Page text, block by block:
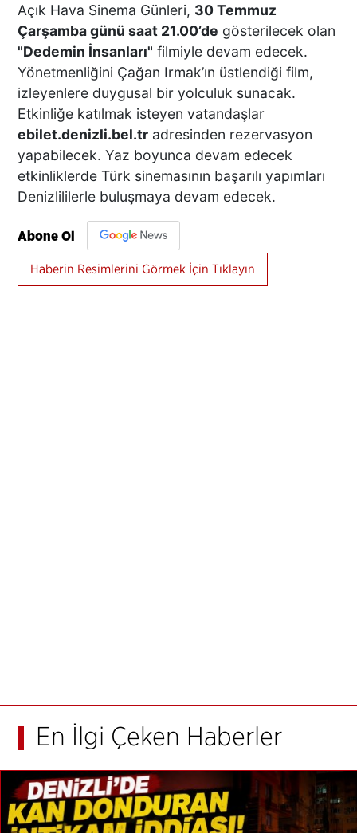
Açık Hava Sinema Günleri, 30 Temmuz
Çarşamba günü saat 21.00’de gösterilecek olan
"Dedemin İnsanları" filmiyle devam edecek.
Yönetmenliğini Çağan Irmak’ın üstlendiği film,
izleyenlere duygusal bir yolculuk sunacak.
Etkinliğe katılmak isteyen vatandaşlar
ebilet.denizli.bel.tr adresinden rezervasyon
yapabilecek. Yaz boyunca devam edecek
etkinliklerde Türk sinemasının başarılı yapımları
Denizlililerle buluşmaya devam edecek.
Abone Ol
Haberin Resimlerini Görmek İçin Tıklayın
En İlgi Çeken Haberler